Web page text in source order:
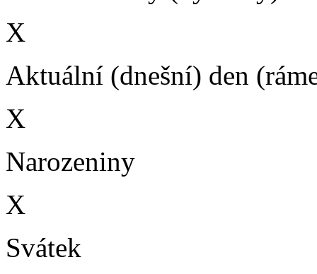
X
Aktuální (dnešní) den
X
Narozeniny
X
Svátek